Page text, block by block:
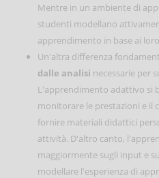
Mentre in un ambiente di
studenti modellano
apprendimento in base ai
Un'altra differenza
dalle analisi necessarie per
L'apprendimento adattivo si
monitorare le prestazioni e
fornire materiali didattici
attività. D'altro canto,
maggiormente sugli input e
modellare l'esperienza di